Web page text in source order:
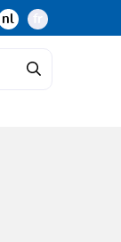
nl